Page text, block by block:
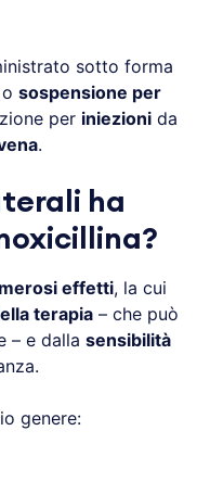
sotto forma
o sospensione per
per iniezioni da
.
ha
effetti, la cui
terapia – che può
– e dalla sensibilità
genere: